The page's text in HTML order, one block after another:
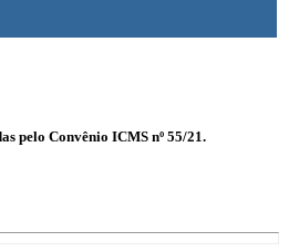
pelo Convênio ICMS nº 55/21.